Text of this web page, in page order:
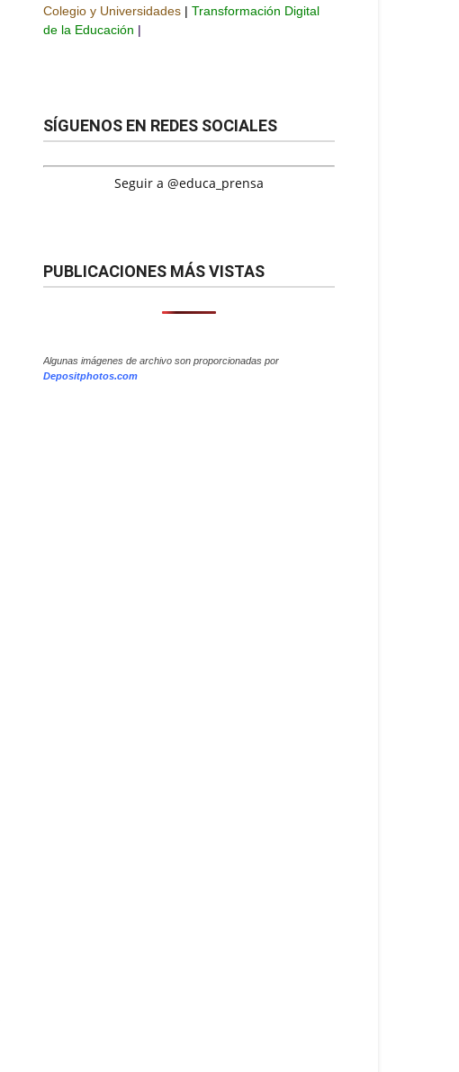
Colegio y Universidades | Transformación Digital
de la Educación |
SÍGUENOS EN REDES SOCIALES
Seguir a @educa_prensa
PUBLICACIONES MÁS VISTAS
Algunas imágenes de archivo son proporcionadas por
Depositphotos.com